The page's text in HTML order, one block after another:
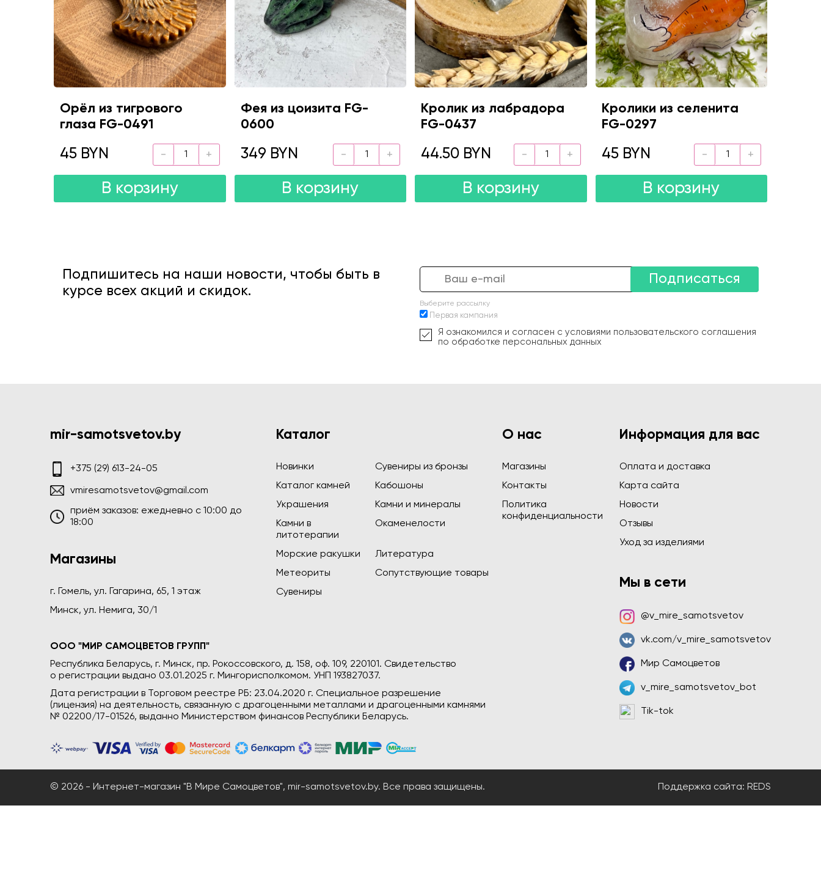
Орёл из тигрового
глаза FG-0491
45 BYN
В корзину
Фея из цоизита FG-
0600
349 BYN
В корзину
Кролик из лабрадора
FG-0437
44.50 BYN
В корзину
Кролики из селенита
FG-0297
45 BYN
В корзину
Подпишитесь на наши новости, чтобы быть в
курсе всех акций и скидок.
Подписаться
Выберите рассылку
Первая кампания
Я ознакомился и согласен с условиями пользовательского соглашения
по обработке персональных данных
mir-samotsvetov.by
+375 (29) 613-24-05
vmiresamotsvetov@gmail.com
приём заказов: ежедневно c 10:00 до
18:00
Магазины
г. Гомель, ул. Гагарина, 65, 1 этаж
Минск, ул. Немига, 30/1
Каталог
Новинки
Сувениры из бронзы
Каталог камней
Кабошоны
Украшения
Камни и минералы
Камни в
литотерапии
Окаменелости
Морские ракушки
Литература
Метеориты
Сопутствующие товары
Сувениры
ООО "МИР САМОЦВЕТОВ ГРУПП"
Республика Беларусь, г. Минск, пр. Рокоссовского, д. 158, оф. 109, 220101. Свидетельство
о регистрации выдано 03.01.2025 г. Мингорисполкомом. УНП 193827037.
Дата регистрации в Торговом реестре РБ: 23.04.2020 г. Специальное разрешение
(лицензия) на деятельность, связанную с драгоценными металлами и драгоценными камнями
№ 02200/17-01526, выданно Министерством финансов Республики Беларусь.
О нас
Магазины
Контакты
Политика
конфиденциальности
Информация для вас
Оплата и доставка
Карта сайта
Новости
Отзывы
Уход за изделиями
Мы в сети
@v_mire_samotsvetov
vk.com/v_mire_samotsvetov
Мир Самоцветов
v_mire_samotsvetov_bot
Tik-tok
© 2026 - Интернет-магазин "В Мире Самоцветов", mir-samotsvetov.by. Все права защищены. Поддержка сайта: REDS